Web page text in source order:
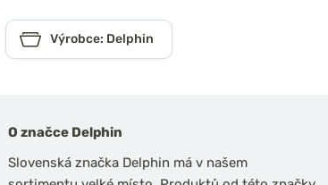
Výrobce: Delphin
O značce Delphin
Slovenská značka Delphin má v našem